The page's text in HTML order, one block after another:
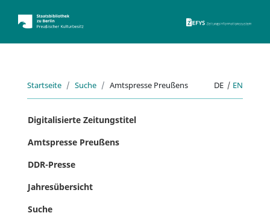
Startseite Suche Amtspresse Preußens DE | EN
Digitalisierte Zeitungstitel
Amtspresse Preußens
DDR-Presse
Jahresübersicht
Suche